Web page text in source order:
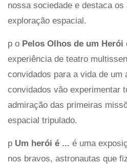
nossa sociedade e destaca
exploração espacial.
p o Pelos Olhos de um Herói
experiência de teatro
convidados para a vida de um
convidados vão experimentar
admiração das primeiras
espacial tripulado.
p Um herói é ... é uma
nos bravos, astronautas que